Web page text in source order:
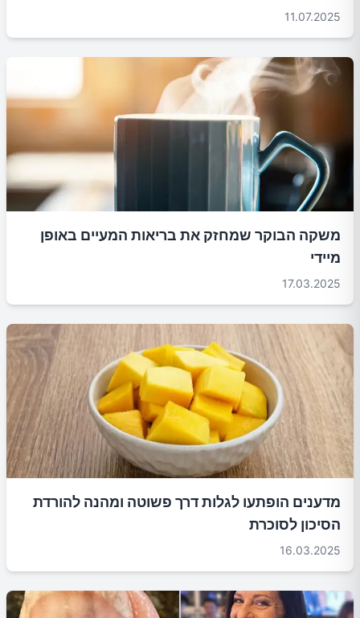
11.07.2025
משקה הבוקר שמחזק את בריאות המעיים באופן
מיידי
17.03.2025
מדענים הופתעו לגלות דרך פשוטה ומהנה להורדת
הסיכון לסוכרת
16.03.2025